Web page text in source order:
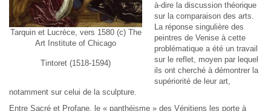
Tarquin et Lucrèce, vers 1580 (c) The
Art Institute of Chicago
Tintoret (1518-1594)
à-dire la discussion théorique
sur la comparaison des arts.
La réponse singulière des
peintres de Venise à cette
problématique a été un travail
sur le reflet, moyen par lequel
ils ont cherché à démontrer la
supériorité de leur art,
notamment sur celui de la sculpture.
Entre Sacré et Profane, le « panthéisme » des Vénitiens les porte à